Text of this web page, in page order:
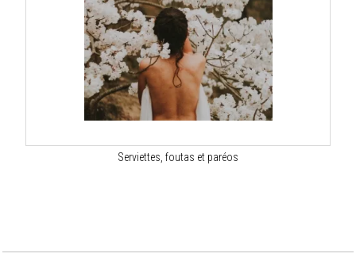
Serviettes, foutas et paréos